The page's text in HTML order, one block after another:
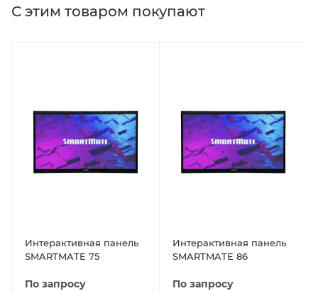
С этим товаром покупают
Интерактивная панель
SMARTMATE 75
По запросу
Интерактивная панель
SMARTMATE 86
По запросу